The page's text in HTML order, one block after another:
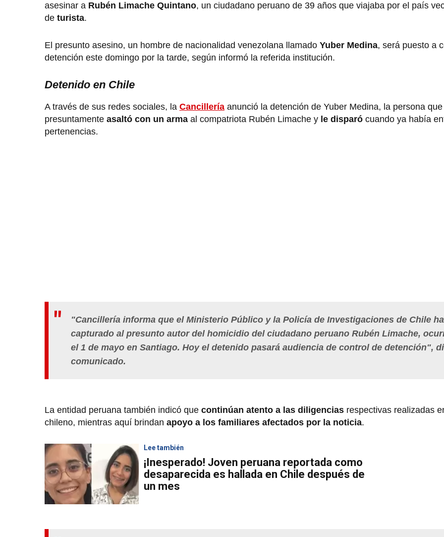
asesinar a Rubén Limache Quintano, un ciudadano peruano de 39 años que viajaba por el país
de turista.
El presunto asesino, un hombre de nacionalidad venezolana llamado Yuber Medina, será puesto a
detención este domingo por la tarde, según informó la referida institución.
Detenido en Chile
A través de sus redes sociales, la Cancillería anunció la detención de Yuber Medina, la persona que
presuntamente asaltó con un arma al compatriota Rubén Limache y le disparó cuando ya había
pertenencias.
"Cancillería informa que el Ministerio Público y la Policía de Investigaciones de Chile
capturado al presunto autor del homicidio del ciudadano peruano Rubén Limache,
el 1 de mayo en Santiago. Hoy el detenido pasará audiencia de control de detención",
comunicado.
La entidad peruana también indicó que continúan atento a las diligencias respectivas realizadas
chileno, mientras aquí brindan apoyo a los familiares afectados por la noticia.
Lee también
¡Inesperado! Joven peruana reportada como
desaparecida es hallada en Chile después de
un mes